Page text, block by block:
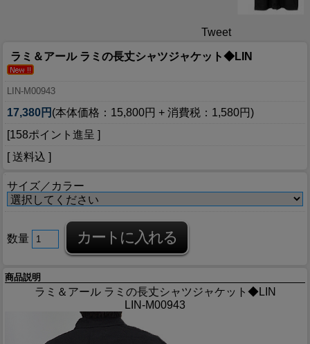
Tweet
ラミ＆アール ラミの長丈シャツジャケット◆LIN
LIN-M00943
17,380円 (本体価格：15,800円 + 消費税：1,580円)
[158ポイント進呈 ]
[ 送料込 ]
サイズ／カラー
数量
商品説明
ラミ＆アール ラミの長丈シャツジャケット◆LIN
LIN-M00943